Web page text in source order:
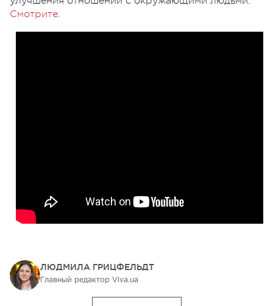
Смотрите.
ЛЮДМИЛА ГРИЦФЕЛЬДТ
Главный редактор Viva.ua